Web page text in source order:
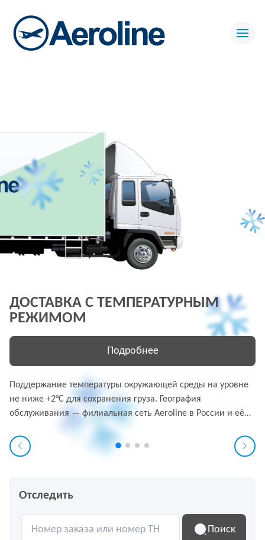
ДОСТАВКА С ТЕМПЕРАТУРНЫМ
РЕЖИМОМ
Подробнее
Поддержание температуры окружающей среды на уровне
не ниже +2°C для сохранения груза. География
обслуживания — филиальная сеть Aeroline в России и её
официальные представительства. Возможно увеличение
срока доставки на 1–2 дня. Подробные условия
предоставления услуги на сайте www.aeroline.su
Отследить
Поиск